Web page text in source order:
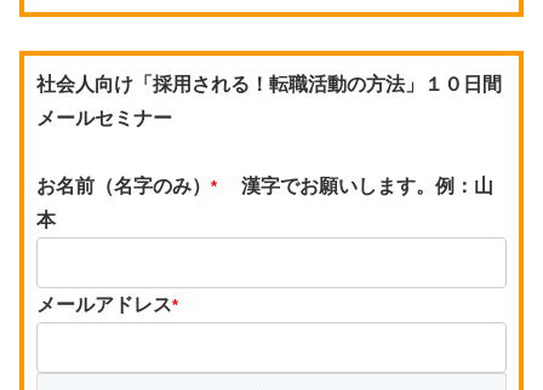
社会人向け「採用される！転職活動の方法」１０日間
メールセミナー
お名前（名字のみ） *
漢字でお願いします。例：山
本
メールアドレス*